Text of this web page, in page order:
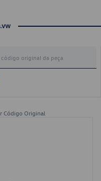
Código Original